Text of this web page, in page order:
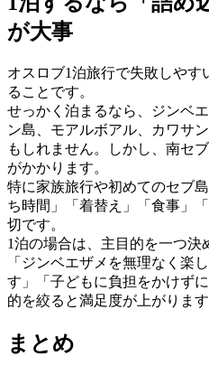
が大事
オスロブ1泊旅行で失敗しや
ることです。
せっかく泊まるなら、ジンベ
ン島、モアルボアル、カワサ
もしれません。しかし、南セ
がかかります。
特に家族旅行や初めてのセブ
ち時間」「着替え」「食事」
切です。
1泊の場合は、主目的を一つ
「ジンベエザメを無理なく楽
す」「子どもに負担をかけず
的を絞ると満足度が上がります
まとめ